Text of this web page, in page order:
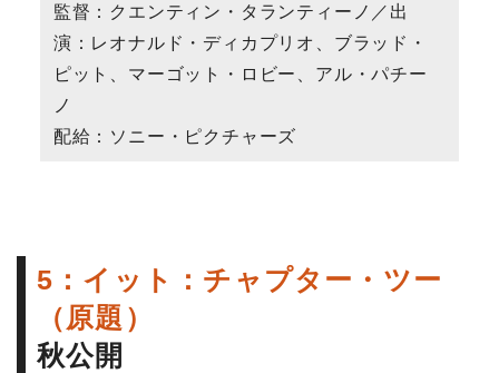
監督：クエンティン・タランティーノ／出
演：レオナルド・ディカプリオ、ブラッド・
ピット、マーゴット・ロビー、アル・パチー
ノ
配給：ソニー・ピクチャーズ
5：イット：チャプター・ツー
（原題）
秋公開